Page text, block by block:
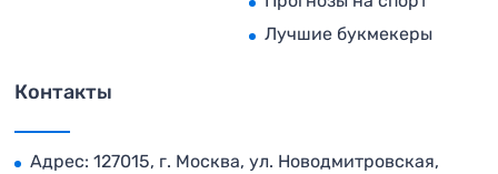
Лучшие букмекеры
Контакты
Адрес: 127015, г. Москва, ул. Новодмитровская,